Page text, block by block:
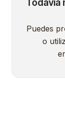
Todavía
Puedes
o